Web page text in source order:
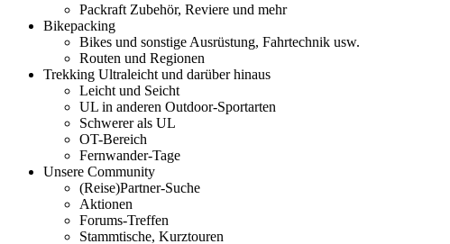
Packraft Zubehör, Reviere und mehr
Bikepacking
Bikes und sonstige Ausrüstung, Fahrtechnik usw.
Routen und Regionen
Trekking Ultraleicht und darüber hinaus
Leicht und Seicht
UL in anderen Outdoor-Sportarten
Schwerer als UL
OT-Bereich
Fernwander-Tage
Unsere Community
(Reise)Partner-Suche
Aktionen
Forums-Treffen
Stammtische, Kurztouren